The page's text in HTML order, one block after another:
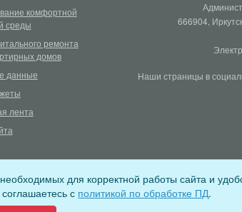
комфортной
среды
ремонта
домов
данные
лента
666904,
Наши страницы в
и массовых коммуникаций (регистрационный
для корректной работы сайта и
с политикой по обработке ПД.